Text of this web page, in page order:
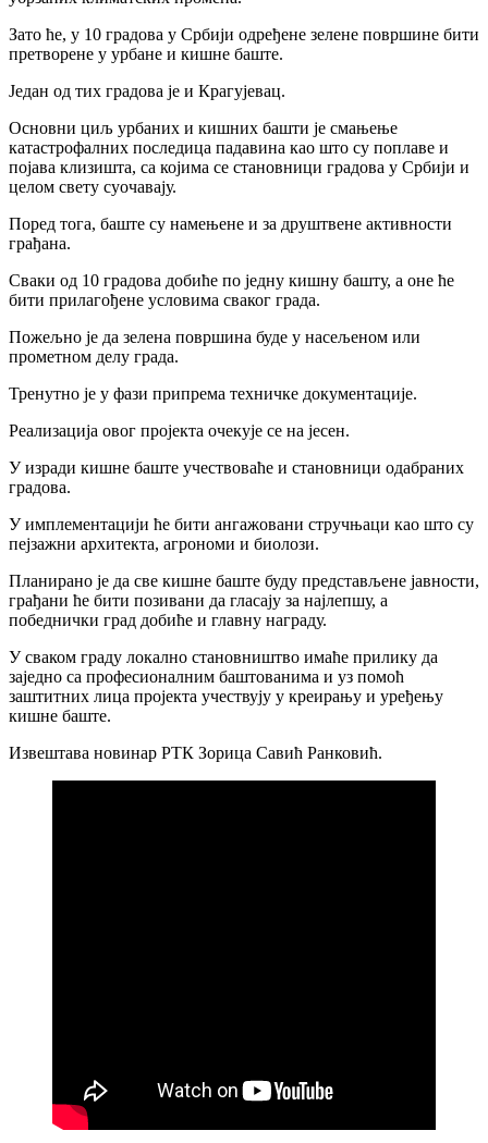
Зато ће, у 10 градова у Србији одређене зелене површине бити
претворене у урбане и кишне баште.
Један од тих градова је и Крагујевац.
Основни циљ урбаних и кишних башти је смањење
катастрофалних последица падавина као што су поплаве и
појава клизишта, са којима се становници градова у Србији и
целом свету суочавају.
Поред тога, баште су намењене и за друштвене активности
грађана.
Сваки од 10 градова добиће по једну кишну башту, а оне ће
бити прилагођене условима сваког града.
Пожељно је да зелена површина буде у насељеном или
прометном делу града.
Тренутно је у фази припрема техничке документације.
Реализација овог пројекта очекује се на јесен.
У изради кишне баште учествоваће и становници одабраних
градова.
У имплементацији ће бити ангажовани стручњаци као што су
пејзажни архитекта, агрономи и биолози.
Планирано је да све кишне баште буду представљене јавности,
грађани ће бити позивани да гласају за најлепшу, а
победнички град добиће и главну награду.
У сваком граду локално становништво имаће прилику да
заједно са професионалним баштованима и уз помоћ
заштитних лица пројекта учествују у креирању и уређењу
кишне баште.
Извештава новинар РТК Зорица Савић Ранковић.